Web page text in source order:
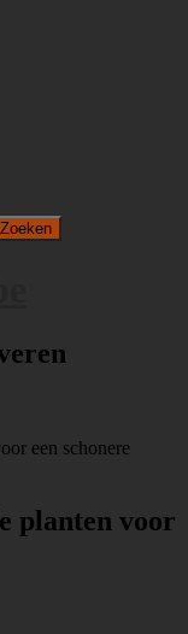
een schonere
planten voor